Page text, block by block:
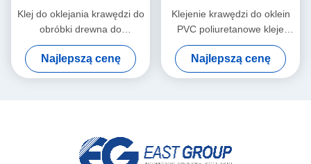
Klej do oklejania krawędzi do
obróbki drewna do
automatycznej okleiniarki
Najlepszą cenę
Klejenie krawędzi do oklein
PVC poliuretanowe kleje
topliwe PUR do mebli
Najlepszą cenę